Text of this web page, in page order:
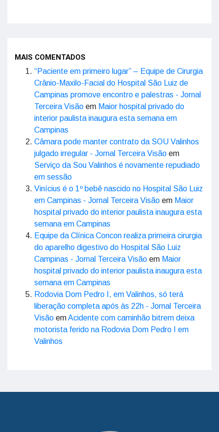
MAIS COMENTADOS
“Paciente em primeiro lugar” – Equipe de Cirurgia
Crânio-Maxilo-Facial do Hospital São Luiz de
Campinas promove encontro e palestras - Jornal
Terceira Visão em Maior hospital privado do
interior paulista inaugura esta semana em
Campinas
Câmara pode manter contrato da SOU Valinhos
julgado irregular - Jornal Terceira Visão em
Serviço da Sou Valinhos é novamente repudiado
em sessão
Vinícius é o 1º bebê nascido no Hospital São Luiz
em Campinas - Jornal Terceira Visão em Maior
hospital privado do interior paulista inaugura esta
semana em Campinas
Equipe da Clínica Concon realiza primeira cirurgia
do aparelho digestivo do Hospital São Luiz
Campinas - Jornal Terceira Visão em Maior
hospital privado do interior paulista inaugura esta
semana em Campinas
Rodovia Dom Pedro I, em Valinhos, só terá
liberação completa após às 22h - Jornal Terceira
Visão emAcidente com caminhão bitrem deixa
motorista ferido na Rodovia Dom Pedro I em
Valinhos